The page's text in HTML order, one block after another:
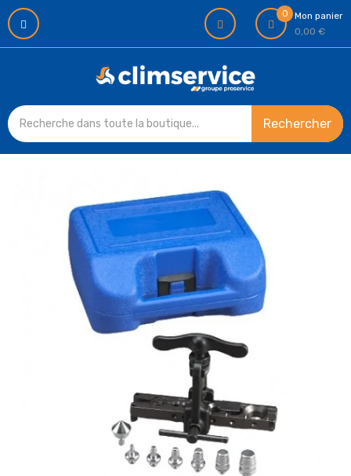
0
Mon panier
0,00 €
Rechercher